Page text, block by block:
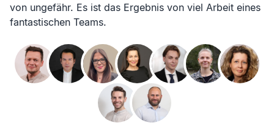
von ungefähr. Es ist das Ergebnis von viel Arbeit eines
fantastischen Teams.